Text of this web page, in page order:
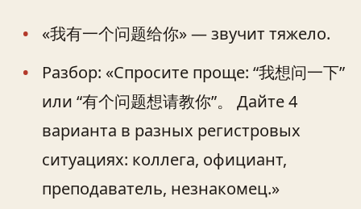
«我有一个问题给你» — звучит тяжело.
Разбор: «Спросите проще: “我想问一下”
или “有个问题想请教你”。 Дайте 4
варианта в разных регистровых
ситуациях: коллега, официант,
преподаватель, незнакомец.»